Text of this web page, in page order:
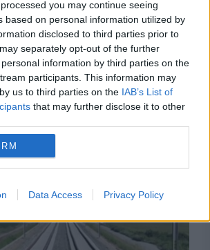
you may continue seeing
based on personal information utilized by
disclosed to third parties prior to
separately opt-out of the further
information by third parties on the
participants. This information may
us to third parties on the IAB’s List of
that may further disclose it to other
Data Access Privacy Policy
POLITICA
mecanismului european
pentru energie și susține
pe cărbune. Critici la